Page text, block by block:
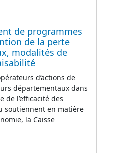
de programmes
de la perte
modalités de
d’actions de
départementaux dans
de l’efficacité des
soutiennent en matière
la Caisse